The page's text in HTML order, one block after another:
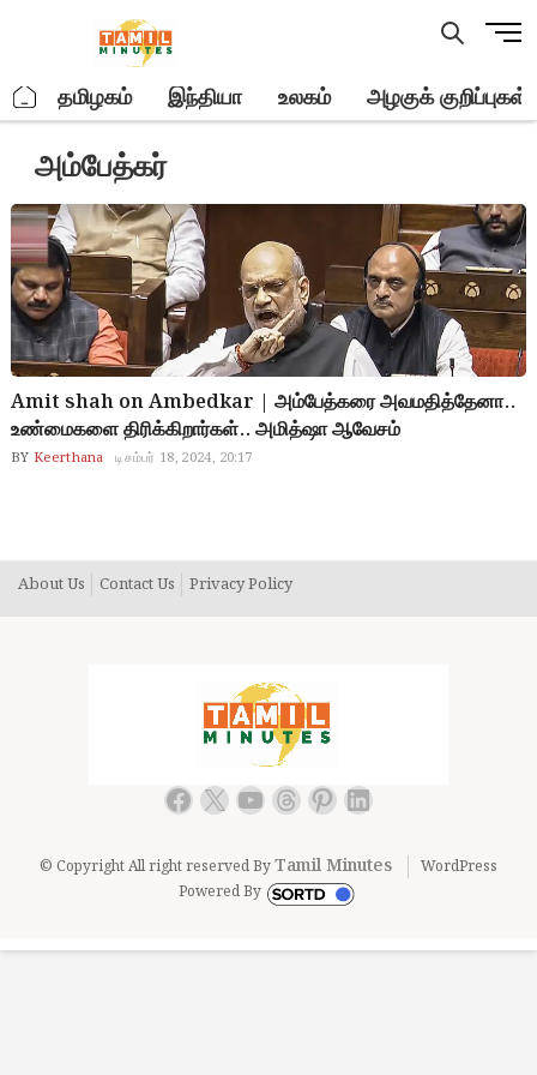
M
u
t
o
n
. தமிழகம் இந்தியா உலகம் அழகுக் குறிப்புகள்
அம்பேத்கர்
Amit shah on Ambedkar | அம்பேத்கரை அவமதித்தேனா..
உண்மைகளை திரிக்கிறார்கள்.. அமித்ஷா ஆவேசம்
BY Keerthana டிசம்பர் 18, 2024, 20:17
About Us Contact Us Privacy Policy
Facebook
X YouTube
Threads
Pinterest
LinkedIn
© Copyright All right reserved ByTamil Minutes
WordPress
Powered By